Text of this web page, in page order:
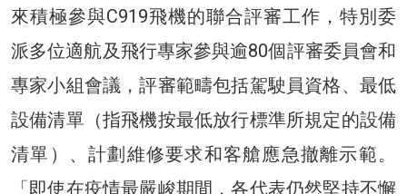
來積極參與C919飛機的聯合評審工作，特別委
派多位適航及飛行專家參與逾80個評審委員會和
專家小組會議，評審範疇包括駕駛員資格、最低
設備清單（指飛機按最低放行標準所規定的設備
清單）、計劃維修要求和客艙應急撤離示範。
「即使在疫情最嚴峻期間，各代表仍然堅持不懈